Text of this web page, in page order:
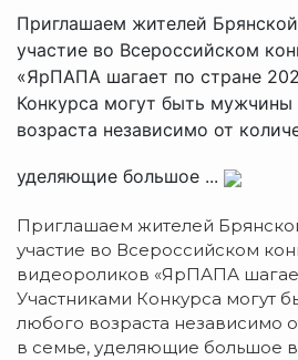
Приглашаем жителей
участие во Всероссийском
«ЯрПАПА шагает по стране
Конкурса могут быть
возраста независимо от
уделяющие большое ...
Приглашаем жителей
участие во Всероссийском
видеороликов «ЯрПАПА
Участниками Конкурса могут
любого возраста независимо
в семье, уделяющие большое